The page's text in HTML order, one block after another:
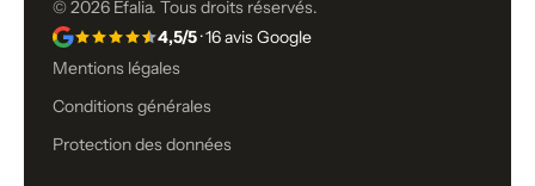
© 2026 Efalia. Tous droits réservés.
4,5/5· 16 avis Google
Mentions légales
Conditions générales
Protection des données